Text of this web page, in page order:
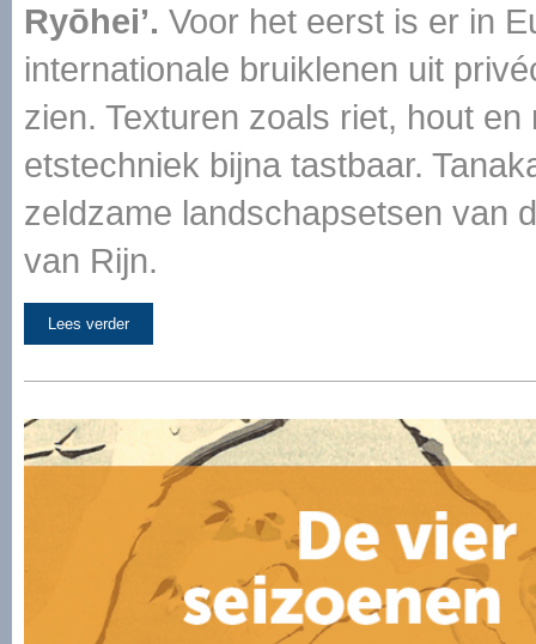
Ryōhei’. Voor het eerst is er in
internationale bruiklenen uit
zien. Texturen zoals riet, hout
etstechniek bijna tastbaar.
zeldzame landschapsetsen van
van Rijn.
Lees verder